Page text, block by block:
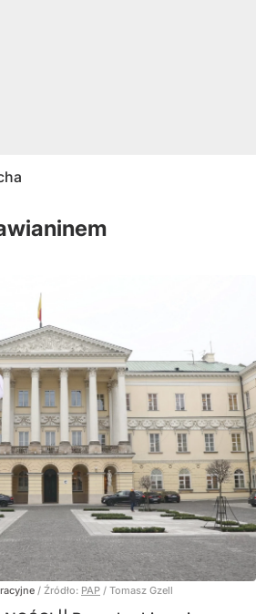
/ Źródło: PAP / Tomasz Gzell